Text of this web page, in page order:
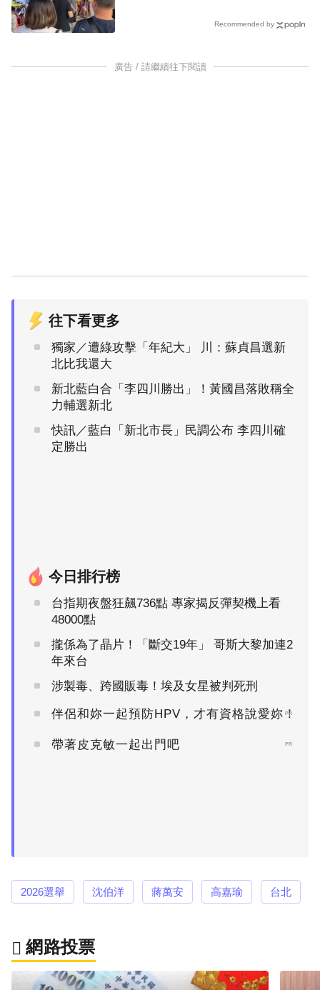
Recommended by
廣告 / 請繼續往下閱讀
往下看更多
獨家／遭綠攻擊「年紀大」 川：蘇貞昌選新
北比我還大
新北藍白合「李四川勝出」！黃國昌落敗稱全
力輔選新北
快訊／藍白「新北市長」民調公布 李四川確
定勝出
今日排行榜
台指期夜盤狂飆736點 專家揭反彈契機上看
48000點
攏係為了晶片！「斷交19年」 哥斯大黎加連2
年來台
涉製毒、跨國販毒！埃及女星被判死刑
伴侶和妳一起預防HPV，才有資格說愛妳！
PR
帶著皮克敏一起出門吧 PR
2026選舉 沈伯洋 蔣萬安 高嘉瑜 台北
網路投票